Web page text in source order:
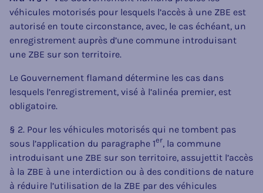
véhicules motorisés pour lesquels l’accès à une ZBE est
autorisé en toute circonstance, avec, le cas échéant, un
enregistrement auprès d’une commune introduisant
une ZBE sur son territoire.
Le Gouvernement flamand détermine les cas dans
lesquels l’enregistrement, visé à l’alinéa premier, est
obligatoire.
§ 2. Pour les véhicules motorisés qui ne tombent pas
sous l’application du paragraphe 1er, la commune
introduisant une ZBE sur son territoire, assujettit l’accès
à la ZBE à une interdiction ou à des conditions de nature
à réduire l’utilisation de la ZBE par des véhicules